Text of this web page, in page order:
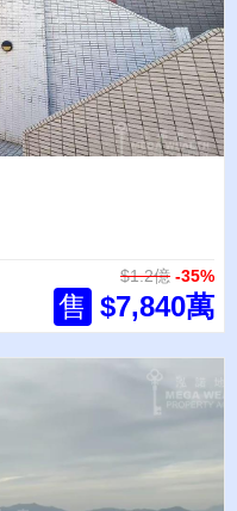
$1.2億 -35%
售 $7,840萬